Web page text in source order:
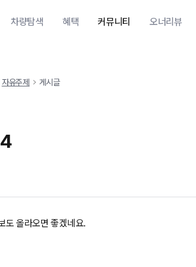
차량탐색 혜택 커뮤니티 오너리뷰
자유주제 게시글
도 올라오면 좋겠네요.